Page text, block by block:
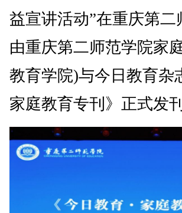
益宣讲活动”在重庆第
由重庆第二师范学院家
教育学院)与今日教育杂
家庭教育专刊》正式发刊